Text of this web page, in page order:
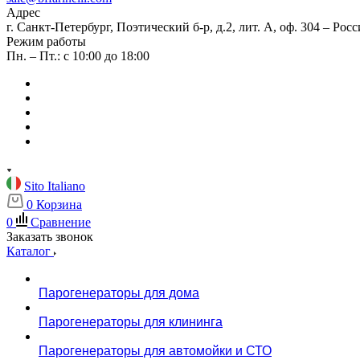
Адрес
г. Санкт-Петербург, Поэтический б-р, д.2, лит. А, оф. 304 –
Режим работы
Пн. – Пт.: с 10:00 до 18:00
Sito Italiano
0 Корзина
0
Сравнение
Заказать звонок
Каталог
Парогенераторы для дома
Парогенераторы для клининга
Парогенераторы для автомойки и СТО